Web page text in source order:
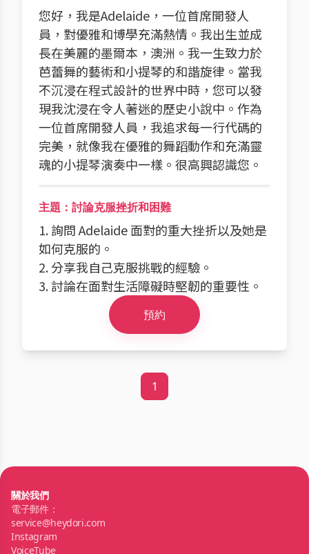
您好，我是Adelaide，一位首席開發人
員，對優雅和博學充滿熱情。我出生並成
長在美麗的墨爾本，澳洲。我一生致力於
芭蕾舞的藝術和小提琴的和諧旋律。當我
不沉浸在程式設計的世界中時，您可以發
現我沈浸在令人著迷的歷史小說中。作為
一位首席開發人員，我追求每一行代碼的
完美，就像我在優雅的舞蹈動作和充滿靈
魂的小提琴演奏中一樣。很高興認識您。
主題：討論克服挫折和困難
1. 詢問 Adelaide 面對的重大挫折以及她是
如何克服的。
2. 分享我自己克服挑戰的經驗。
3. 討論在面對生活障礙時堅韌的重要性。
預約
1
關於我們
電子郵件：
service@heydori.com
Instagram
VoiceTube